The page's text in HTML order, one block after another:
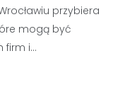
przybiera
mogą być
firm i…